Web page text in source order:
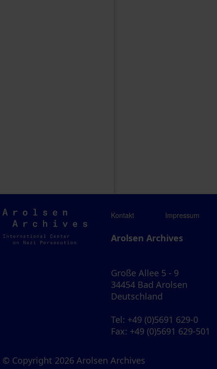
Arolsen
Archives
Kontakt Impressum
Arolsen Archives
Große Allee 5 - 9
34454 Bad Arolsen
Deutschland
Tel: +49 (0)5691 629-0
Fax: +49 (0)5691 629-501
© Copyright 2026 Arolsen Archives